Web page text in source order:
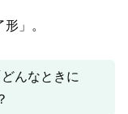
」。
んなときに